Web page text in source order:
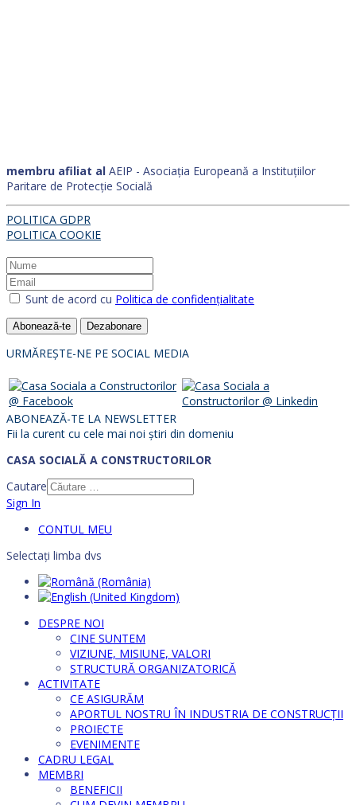
membru afiliat al AEIP - Asociația Europeană a Instituțiilor
Paritare de Protecție Socială
POLITICA GDPR
POLITICA COOKIE
Sunt de acord cu Politica de confidențialitate
Abonează-te Dezabonare
URMĂREȘTE-NE PE SOCIAL MEDIA
ABONEAZĂ-TE LA NEWSLETTER
Fii la curent cu cele mai noi știri din domeniu
CASA SOCIALĂ A CONSTRUCTORILOR
Cautare
Sign In
CONTUL MEU
Selectați limba dvs
DESPRE NOI
CINE SUNTEM
VIZIUNE, MISIUNE, VALORI
STRUCTURĂ ORGANIZATORICĂ
ACTIVITATE
CE ASIGURĂM
APORTUL NOSTRU ÎN INDUSTRIA DE CONSTRUCȚII
PROIECTE
EVENIMENTE
CADRU LEGAL
MEMBRI
BENEFICII